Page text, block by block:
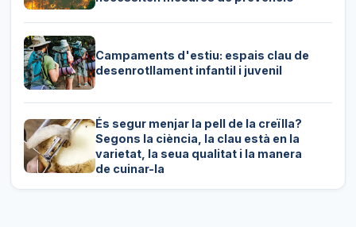
Campaments d'estiu: espais clau de
desenrotllament infantil i juvenil
És segur menjar la pell de la creïlla?
Segons la ciència, la clau està en la
varietat, la seua qualitat i la manera
de cuinar-la